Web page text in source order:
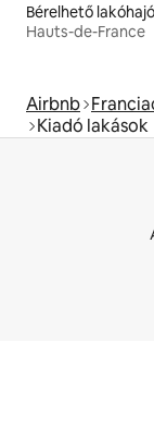
Bérelhető
Hauts-de-France
Airbnb
Kiadó lakások